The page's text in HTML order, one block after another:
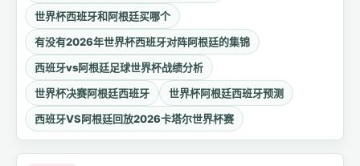
世界杯西班牙和阿根廷买哪个
有没有2026年世界杯西班牙对阵阿根廷的集锦
西班牙vs阿根廷足球世界杯战绩分析
世界杯决赛阿根廷西班牙
世界杯阿根廷西班牙预测
西班牙VS阿根廷回放2026卡塔尔世界杯赛